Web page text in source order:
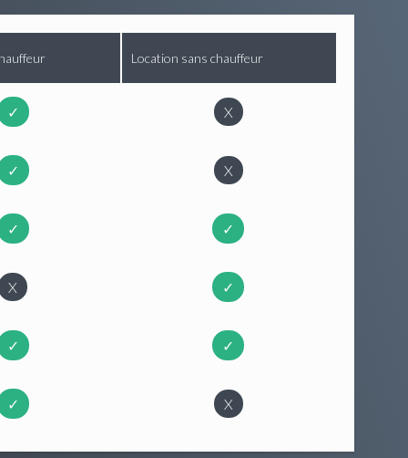
Location sans chauffeur
✓ X
✓ X
✓ ✓
X ✓
✓ ✓
✓ X